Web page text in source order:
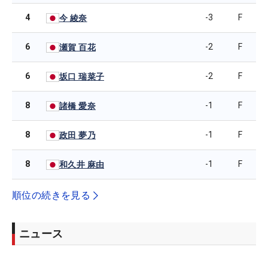
4 今 綾奈 -3 F
6 瀬賀 百花 -2 F
6 坂口 瑞菜子 -2 F
8 諸橋 愛奈 -1 F
8 政田 夢乃 -1 F
8 和久井 麻由 -1 F
順位の続きを見る
ニュース